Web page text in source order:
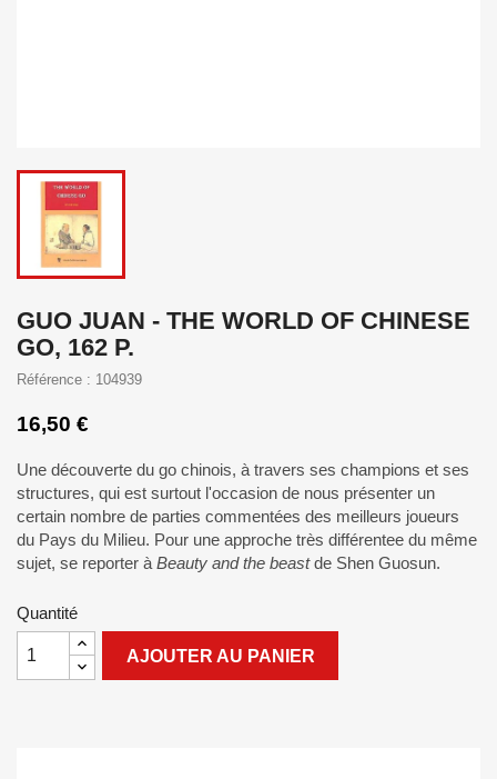
GUO JUAN - THE WORLD OF CHINESE
GO, 162 P.
Référence : 104939
16,50 €
Une découverte du go chinois, à travers ses champions et ses
structures, qui est surtout l'occasion de nous présenter un
certain nombre de parties commentées des meilleurs joueurs
du Pays du Milieu. Pour une approche très différentee du même
sujet, se reporter à Beauty and the beastde Shen Guosun.
Quantité
AJOUTER AU PANIER